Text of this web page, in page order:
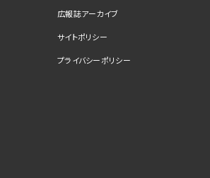
広報誌アーカイブ
サイトポリシー
プライバシーポリシー